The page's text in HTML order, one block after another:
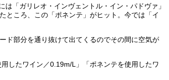
「ガリレオ・インヴェントル・イン・パドヴァ」
ところ、この「ポネンテ」がヒット。今では「イ
ド部分を通り抜けて出てくるのでその間に空気が
したワイン／0.19m/L」「ポネンテを使用したワ